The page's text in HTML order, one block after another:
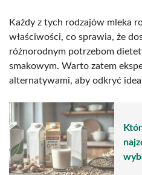
Każdy z tych rodzajów mleka
właściwości, co sprawia, że
różnorodnym potrzebom
smakowym. Warto zatem
alternatywami, aby odkryć